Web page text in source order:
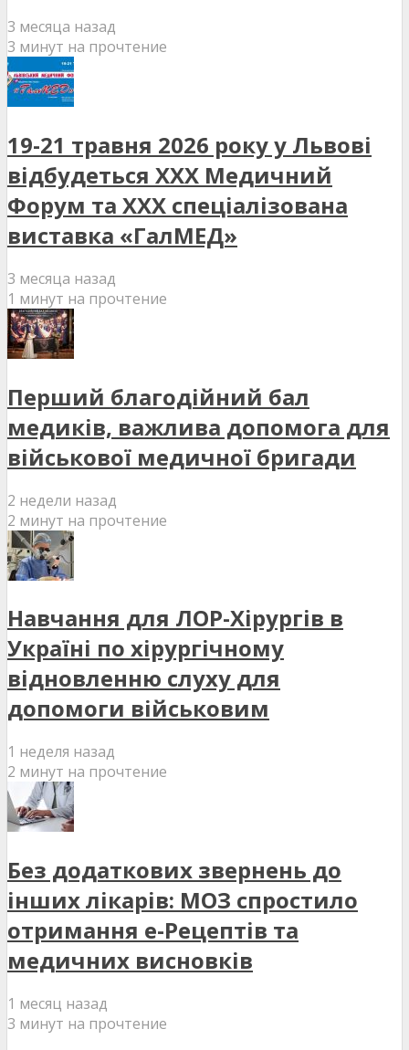
3 месяца назад
3 минут на прочтение
19-21 травня 2026 року у Львові
відбудеться XXX Медичний
Форум та XXX спеціалізована
виставка «ГалМЕД»
3 месяца назад
1 минут на прочтение
Перший благодійний бал
медиків, важлива допомога для
військової медичної бригади
2 недели назад
2 минут на прочтение
Навчання для ЛОР-Хірургів в
Україні по хірургічному
відновленню слуху для
допомоги військовим
1 неделя назад
2 минут на прочтение
Без додаткових звернень до
інших лікарів: МОЗ спростило
отримання е-Рецептів та
медичних висновків
1 месяц назад
3 минут на прочтение